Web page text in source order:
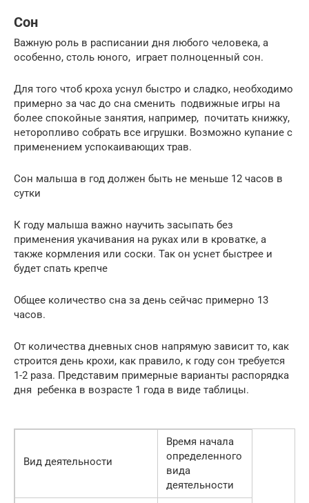
Сон
Важную роль в расписании дня любого человека, а
особенно, столь юного, играет полноценный сон.
Для того чтоб кроха уснул быстро и сладко, необходимо
примерно за час до сна сменить подвижные игры на
более спокойные занятия, например, почитать книжку,
неторопливо собрать все игрушки. Возможно купание с
применением успокаивающих трав.
Сон малыша в год должен быть не меньше 12 часов в
сутки
К году малыша важно научить засыпать без
применения укачивания на руках или в кроватке, а
также кормления или соски. Так он уснет быстрее и
будет спать крепче
Общее количество сна за день сейчас примерно 13
часов.
От количества дневных снов напрямую зависит то, как
строится день крохи, как правило, к году сон требуется
1-2 раза. Представим примерные варианты распорядка
дня ребенка в возрасте 1 года в виде таблицы.
Вид деятельности
Время начала
определенного
вида
деятельности